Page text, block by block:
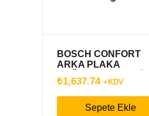
BOSCH CONFORT
ARKA PLAKA
BAĞLANTI PLASTİK
₺1,637.74 +KDV
Sepete Ekle